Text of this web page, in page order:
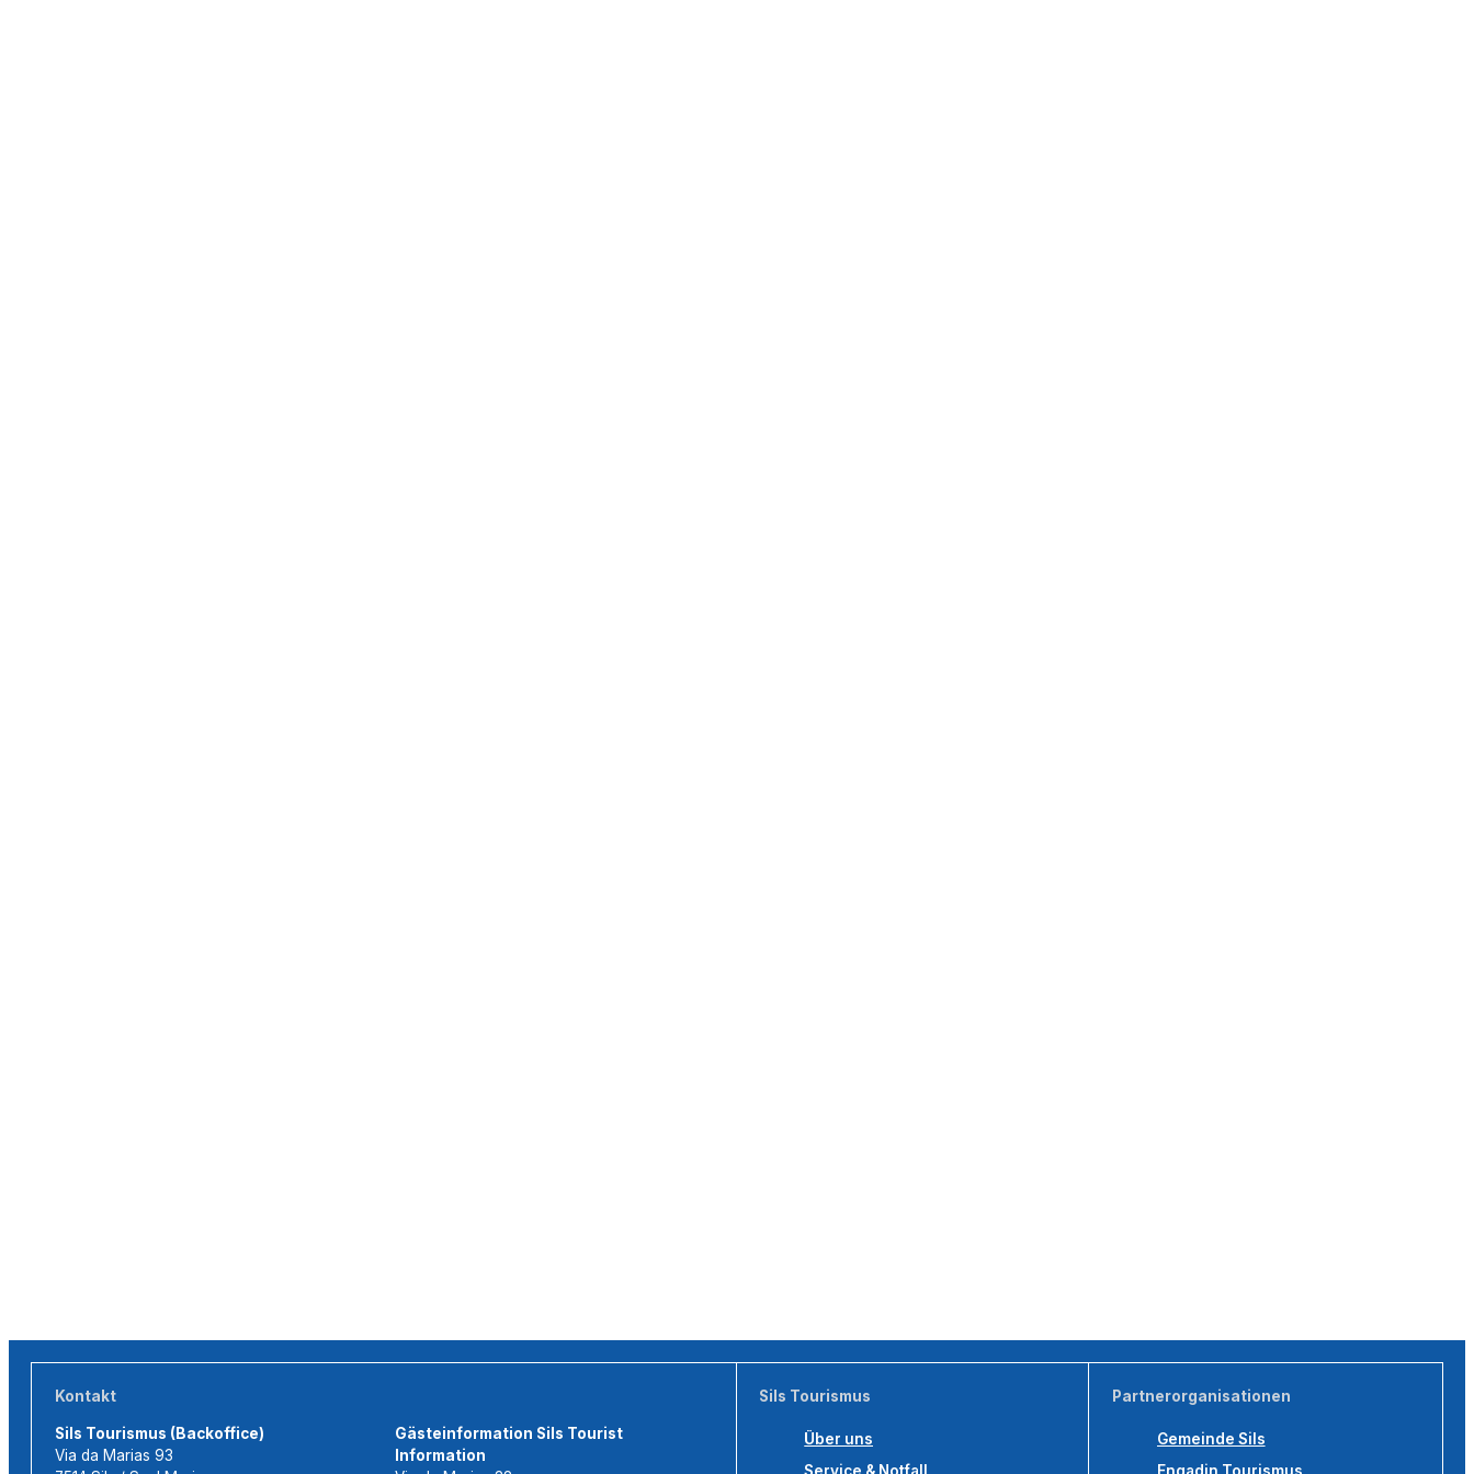
Kontakt
Sils Tourismus (Backoffice)
Via da Marias 93
Gästeinformation Sils Tourist
Information
Sils Tourismus
Über uns
Partnerorganisationen
Gemeinde Sils